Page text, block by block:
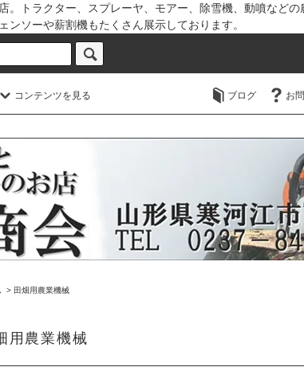
トラクター、スプレーヤ、モアー、除雪機、動噴など
ソーや薪割機もたくさん展示しております。
コンテンツを見る ブログ お
> 田畑用農業機械
用農業機械